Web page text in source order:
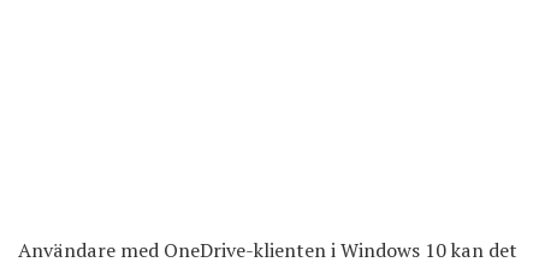
Användare med OneDrive-klienten iWindows 10kan det